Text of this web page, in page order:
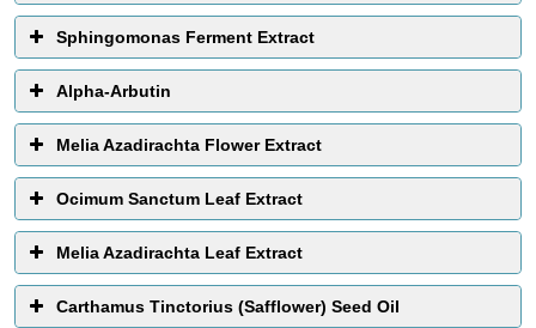
melembabkan memperbaiki tekstur kulit antiseptik
semuanya. Biasanya terdapat di tempat pertama daftar
bahan, artinya merupakan kandungan dominan dari
komposisi pembentuk produk. Merupakan pelarut untuk
bahan yang tidak bisa larut dalam minyak.
dimurnikan dan dideionisasi (artinya hampir semua ion
mineral di dalamnya dihilangkan). Hal ini dapat
membuat produk tetap stabil dari waktu ke waktu.i yang
dikumpulkan lebah untuk membangun sarangnya.
Sphingomonas Ferment Extract
Alpha-Arbutin
Melia Azadirachta Flower Extract
Ocimum Sanctum Leaf Extract
Melia Azadirachta Leaf Extract
Carthamus Tinctorius (Safflower) Seed Oil